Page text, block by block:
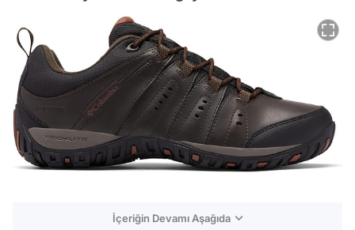
İçeriğin Devamı Aşağıda